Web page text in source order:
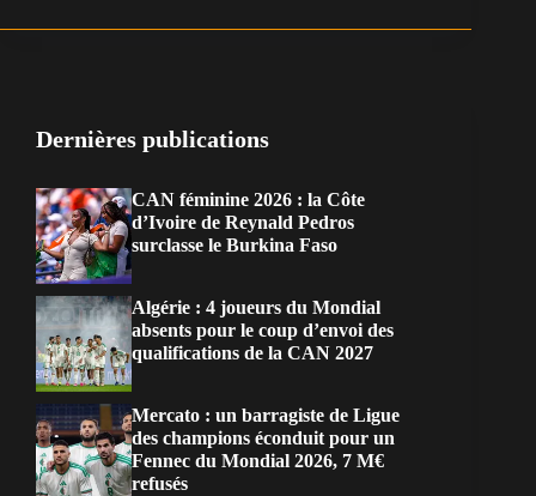
Dernières publications
CAN féminine 2026 : la Côte
d’Ivoire de Reynald Pedros
surclasse le Burkina Faso
Algérie : 4 joueurs du Mondial
absents pour le coup d’envoi des
qualifications de la CAN 2027
Mercato : un barragiste de Ligue
des champions éconduit pour un
Fennec du Mondial 2026, 7 M€
refusés